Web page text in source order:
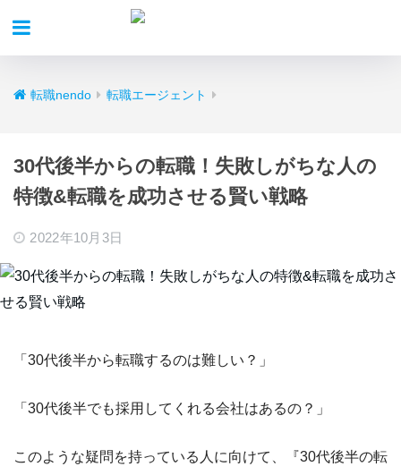
転職nendo 転職エージェント
30代後半からの転職！失敗しがちな人の
特徴&転職を成功させる賢い戦略
2022年10月3日
「30代後半から転職するのは難しい？」
「30代後半でも採用してくれる会社はあるの？」
このような疑問を持っている人に向けて、
『30代後半の転